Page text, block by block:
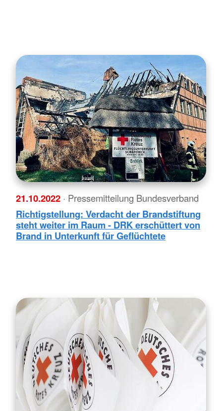
21.10.2022 · Pressemitteilung Bundesverband
Richtigstellung: Verdacht der Brandstiftung
steht weiter im Raum - DRK erschüttert von
Brand in Unterkunft für Geflüchtete